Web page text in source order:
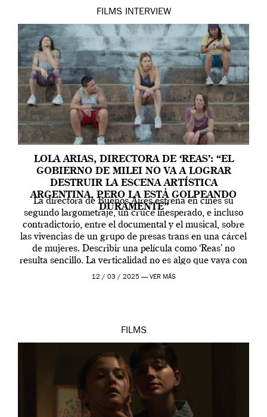
FILMS INTERVIEW
LOLA ARIAS, DIRECTORA DE ‘REAS’: “EL
GOBIERNO DE MILEI NO VA A LOGRAR
DESTRUIR LA ESCENA ARTÍSTICA
ARGENTINA, PERO LA ESTÁ GOLPEANDO
DURAMENTE”
La directora de Buenos Aires estrena en cines su
segundo largometraje, un cruce inesperado, e incluso
contradictorio, entre el documental y el musical, sobre
las vivencias de un grupo de presas trans en una cárcel
de mujeres. Describir una película como ‘Reas’ no
resulta sencillo. La verticalidad no es algo que vaya con
la artista, […]
12 / 03 / 2025 — VER MÁS
FILMS